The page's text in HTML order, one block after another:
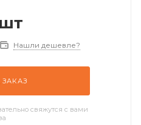
Нашли дешевле?
свяжутся с вами